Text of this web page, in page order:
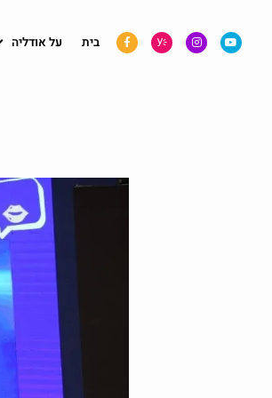
בית על אודליה